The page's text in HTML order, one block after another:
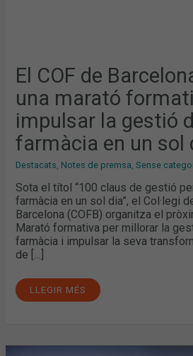
El COF de
una marató
impulsar la gestió
farmàcia en un sol
Destacats, Notes de premsa,Sense
Sota el títol “100 claus de gestió
farmàcia en un sol dia”, el Col·legi
Barcelona (COFB) organitza el
Marató formativa per millorar la
farmàcia i impulsar la seva
de […]
LLEGIR MÉS